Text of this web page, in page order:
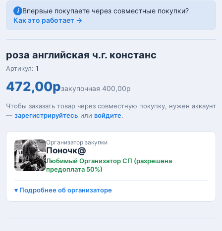
i Впервые покупаете через совместные покупки?
Как это работает →
роза английская ч.г. констанс
Артикул: 1
472,00рзакупочная 400,00р
Чтобы заказать товар через совместную покупку, нужен аккаунт
— зарегистрируйтесь или войдите.
Организатор закупки
Поночк@
Любимый Организатор СП (разрешена
предоплата 50%)
Подробнее об организаторе